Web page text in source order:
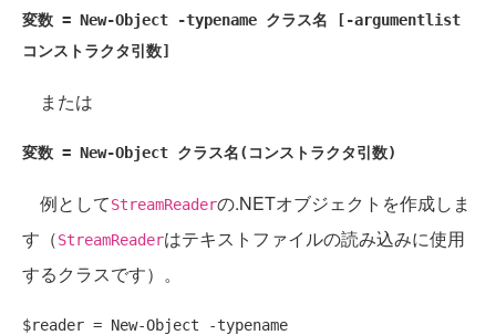
変数 = New-Object -typename クラス名 [-argumentlist
コンストラクタ引数]
または
変数 = New-Object クラス名(コンストラクタ引数)
例としてStreamReaderの.NETオブジェクトを作成しま
す（StreamReaderはテキストファイルの読み込みに使用
するクラスです）。
$reader = New-Object -typename